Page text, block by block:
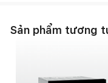
Sản phẩm tương